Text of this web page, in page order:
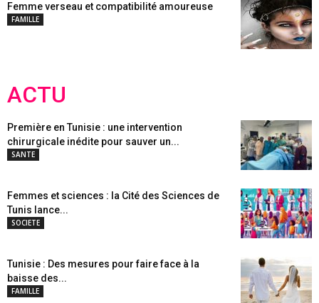
Femme verseau et compatibilité amoureuse
FAMILLE
ACTU
Première en Tunisie : une intervention
chirurgicale inédite pour sauver un...
SANTE
Femmes et sciences : la Cité des Sciences de
Tunis lance...
SOCIETE
Tunisie : Des mesures pour faire face à la
baisse des...
FAMILLE